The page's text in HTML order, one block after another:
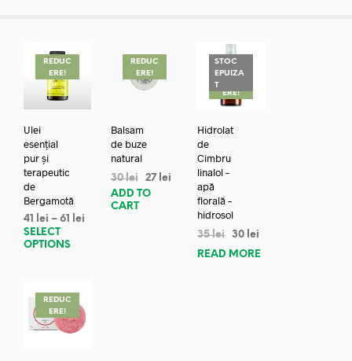
REDUC
ERE!
Ulei
esențial
pur și
terapeutic
de
Bergamotă
41 lei – 61
lei
SELECT
OPTIONS
REDUC
ERE!
Balsam
de buze
natural
30lei 27 lei
ADD TO
CART
STOC
EPUIZA
TREDUC
ERE!
Hidrolat
de
Cimbru
linalol –
apă
florală –
hidrosol
35lei 30 lei
READ MORE
REDUC
ERE!